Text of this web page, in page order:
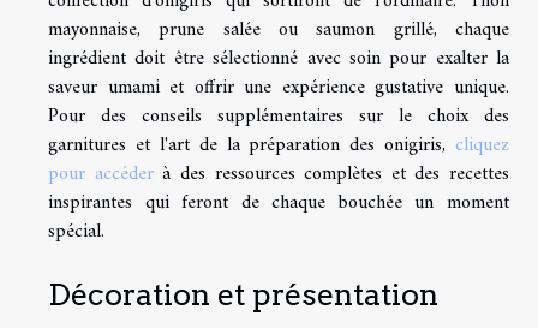
mayonnaise, prune salée ou saumon grillé, chaque
ingrédient doit être sélectionné avec soin pour exalter la
saveur umami et offrir une expérience gustative unique.
Pour des conseils supplémentaires sur le choix des
garnitures et l'art de la préparation des onigiris, cliquez
pour accéderà des ressources complètes et des recettes
inspirantes qui feront de chaque bouchée un moment
spécial.
Décoration et présentation